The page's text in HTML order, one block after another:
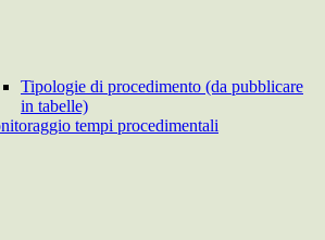
Tipologie di procedimento (da pubblicare
in tabelle)
tempi procedimentali